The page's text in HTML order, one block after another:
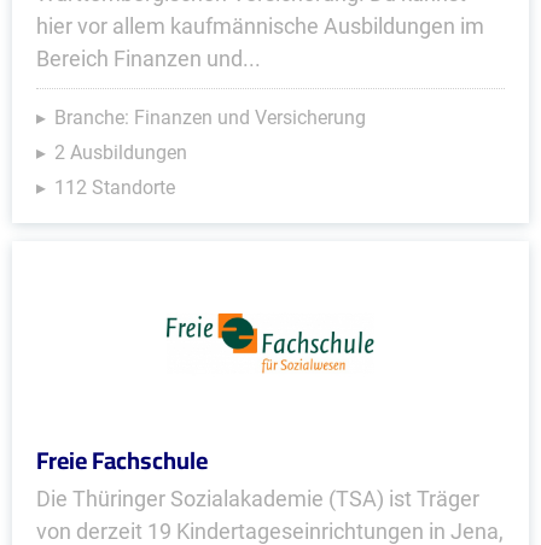
hier vor allem kaufmännische Ausbildungen im
Bereich Finanzen und...
Branche: Finanzen und Versicherung
2 Ausbildungen
112 Standorte
Freie Fachschule
Die Thüringer Sozialakademie (TSA) ist Träger
von derzeit 19 Kindertageseinrichtungen in Jena,